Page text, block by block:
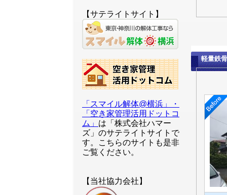
軽量鉄
【サテライトサイト】
「スマイル解体@横浜」・
「空き家管理活用ドットコ
ム」 は「株式会社ハマー
ズ」のサテライトサイトで
す。こちらのサイトも是非
ご覧ください。
【当社協力会社】